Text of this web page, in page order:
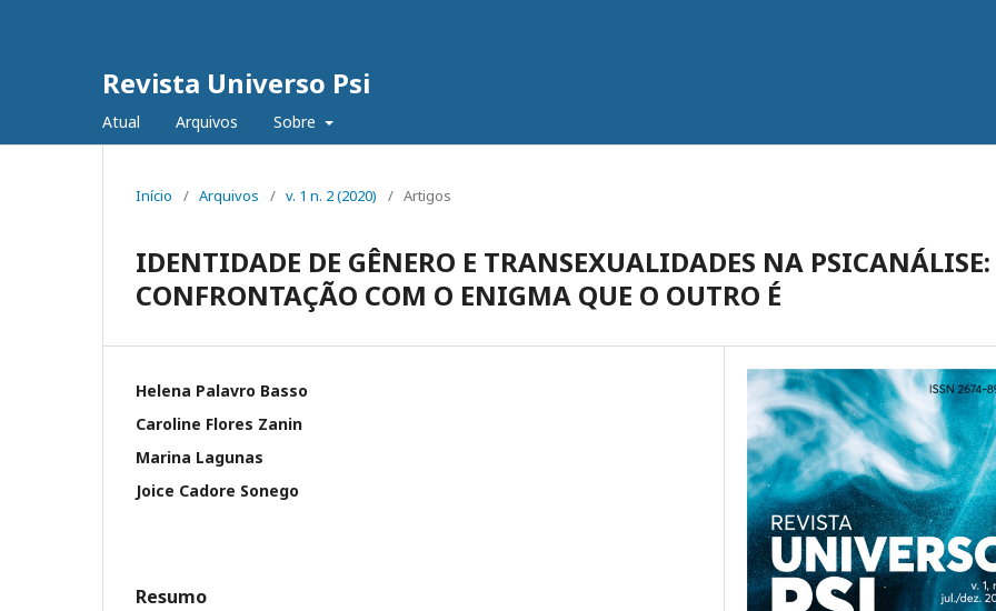
Revista Universo Psi
Atual Arquivos Sobre
Início / Arquivos / v. 1 n. 2 (2020) / Artigos
IDENTIDADE DE GÊNERO E TRANSEXUALIDADES NA PSICANÁLISE:
CONFRONTAÇÃO COM O ENIGMA QUE O OUTRO É
Helena Palavro Basso
Caroline Flores Zanin
Marina Lagunas
Joice Cadore Sonego
Resumo